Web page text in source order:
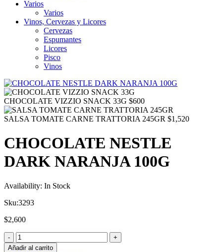
Varios
Varios
Vinos, Cervezas y Licores
Cervezas
Espumantes
Licores
Pisco
Vinos
CHOCOLATE VIZZIO SNACK 33G $600
SALSA TOMATE CARNE TRATTORIA 245GR $1,520
CHOCOLATE NESTLE
DARK NARANJA 100G
Availability: In Stock
Sku:3293
$2,600
Añadir al carrito